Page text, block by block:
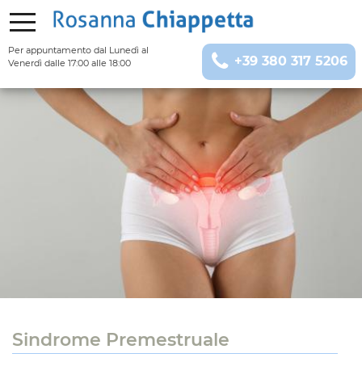
Per appuntamento dal Lunedì al
Venerdì dalle 17:00 alle 18:00
+39 380 317 5206
Sindrome Premestruale